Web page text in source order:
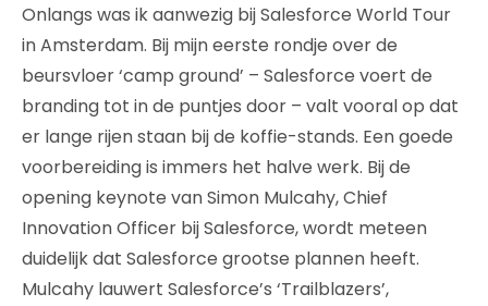
Onlangs was ik aanwezig bij Salesforce World Tour
in Amsterdam. Bij mijn eerste rondje over de
beursvloer ‘camp ground’ – Salesforce voert de
branding tot in de puntjes door – valt vooral op dat
er lange rijen staan bij de koffie-stands. Een goede
voorbereiding is immers het halve werk. Bij de
opening keynote van Simon Mulcahy, Chief
Innovation Officer bij Salesforce, wordt meteen
duidelijk dat Salesforce grootse plannen heeft.
Mulcahy lauwert Salesforce’s ‘Trailblazers’,